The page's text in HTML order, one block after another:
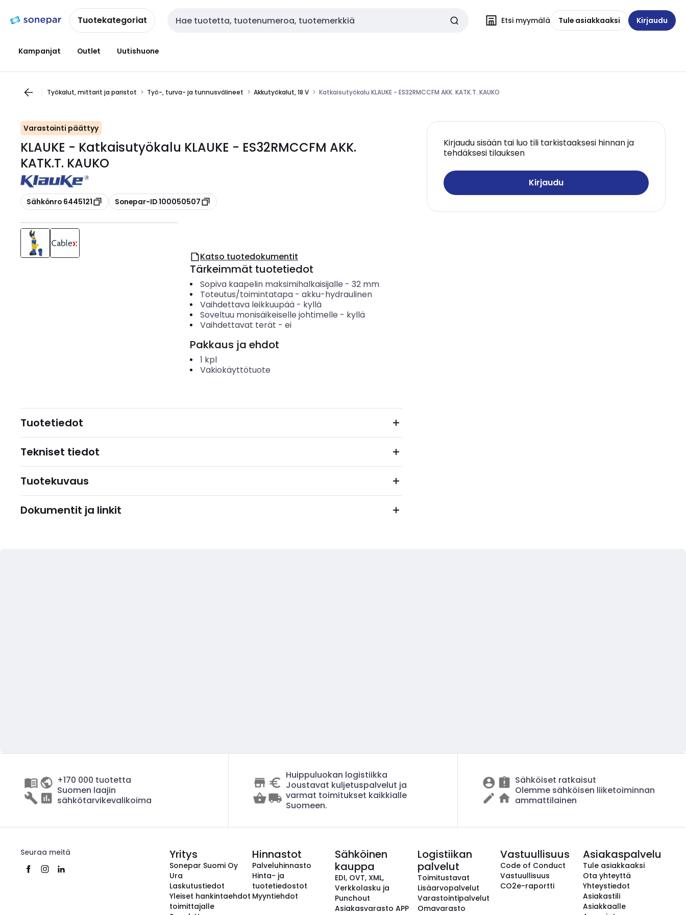
navigointiinsisältöönTuotekategoriat Haku Etsi myymälä Tule asiakkaaksi Kirjaudu
Kampanjat Outlet Uutishuone
Työkalut, mittarit ja paristot Työ-, turva- ja tunnusvälineet Akkutyökalut, 18 V Katkaisutyökalu KLAUKE - ES32RMCCFM AKK. KATK.T. KAUKO
Varastointi päättyy
KLAUKE - Katkaisutyökalu KLAUKE - ES32RMCCFM AKK.
KATK.T. KAUKO
Kopioi
Sähkönro 6445121 Kopioi
Sonepar-ID 100050507
Kirjaudu sisään tai luo tili tarkistaaksesi hinnan ja
tehdäksesi tilauksen
Kirjaudu
Katso tuotedokumentit
Tärkeimmät tuotetiedot
Sopiva kaapelin maksimihalkaisijalle - 32 mm
Toteutus/toimintatapa- akku-hydraulinen
Vaihdettava leikkuupää- kyllä
Soveltuu monisäikeiselle johtimelle - kyllä
Vaihdettavat terät - ei
Pakkaus ja ehdot
1 kpl
Vakiokäyttötuote
Tuotetiedot
Tekniset tiedot
Tuotekuvaus
Dokumentit ja linkit
+170 000 tuotetta
Suomen laajin
sähkötarvikevalikoima
Huippuluokan logistiikka
Joustavat kuljetuspalvelut ja
varmat toimitukset kaikkialle
Suomeen.
Sähköiset ratkaisut
Olemme sähköisen liiketoiminnan
ammattilainen
Seuraa meitä Yritys
Sonepar Suomi Oy
Ura
Laskutustiedot
Yleiset hankintaehdot
toimittajalle
Hinnastot
Palveluhinnasto
Hinta- ja
tuotetiedostot
Myyntiehdot
Sähköinen
kauppa
EDI, OVT, XML,
Verkkolasku ja
Punchout
Asiakasvarasto APP
Logistiikan
palvelut
Toimitustavat
Lisäarvopalvelut
Varastointipalvelut
Omavarasto
Vastuullisuus
Code of Conduct
Vastuullisuus
CO2e-raportti
Asiakaspalvelu
Tule asiakkaaksi
Ota yhteyttä
Yhteystiedot
Asiakastili
Asiakkaalle